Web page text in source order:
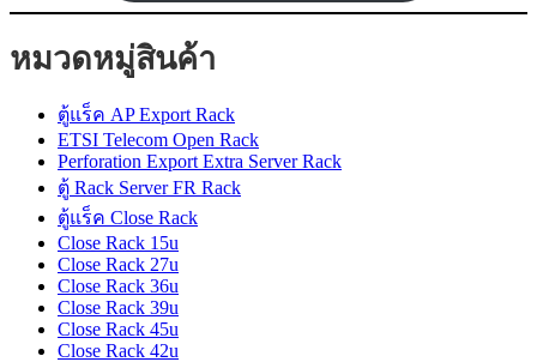
หมวดหมู่สินค้า
ตู้แร็ค AP Export Rack
ETSI Telecom Open Rack
Perforation Export Extra Server Rack
ตู้ Rack Server FR Rack
ตู้แร็ค Close Rack
Close Rack 15u
Close Rack 27u
Close Rack 36u
Close Rack 39u
Close Rack 45u
Close Rack 42u